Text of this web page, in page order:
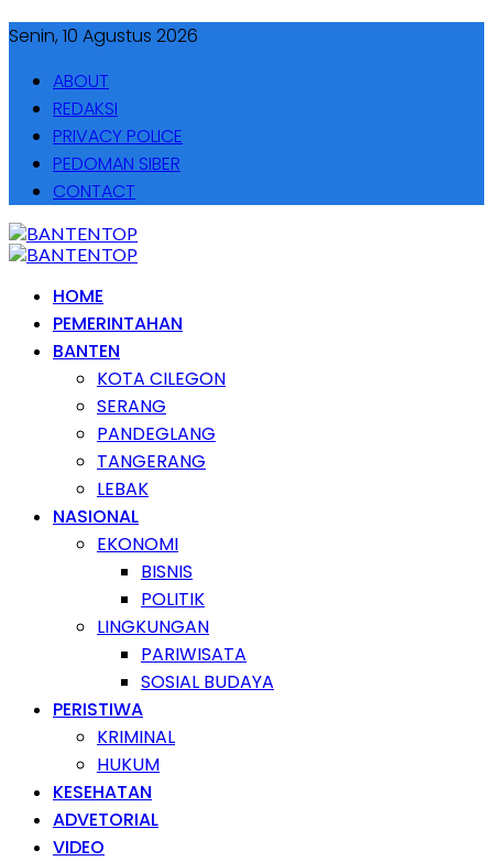
Senin, 10 Agustus 2026
ABOUT
REDAKSI
PRIVACY POLICE
PEDOMAN SIBER
CONTACT
HOME
PEMERINTAHAN
BANTEN
KOTA CILEGON
SERANG
PANDEGLANG
TANGERANG
LEBAK
NASIONAL
EKONOMI
BISNIS
POLITIK
LINGKUNGAN
PARIWISATA
SOSIAL BUDAYA
PERISTIWA
KRIMINAL
HUKUM
KESEHATAN
ADVETORIAL
VIDEO